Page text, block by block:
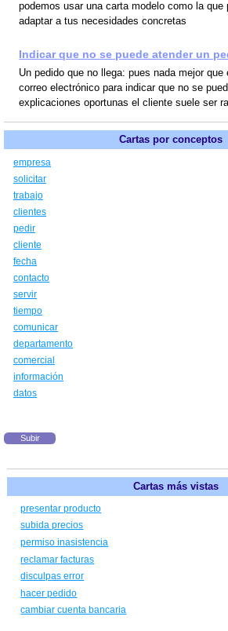
podemos usar una carta modelo como la que
adaptar a tus necesidades concretas
Indicar que no se puede atender un
Un pedido que no llega: pues nada mejor
correo electrónico para indicar que no se
explicaciones oportunas el cliente suele ser
Cartas por conceptos
empresa
solicitar
trabajo
clientes
pedir
cliente
fecha
contacto
servir
tiempo
comunicar
departamento
comercial
información
datos
Subir
Cartas más vistas
presentar producto
subida precios
permiso inasistencia
reclamar facturas
disculpas error
hacer pedido
cambiar cuenta bancaria